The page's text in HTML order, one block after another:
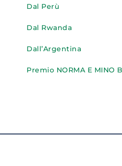
Dal Perù
Dal Rwanda
Dall’Argentina
Premio NORMA E MINO